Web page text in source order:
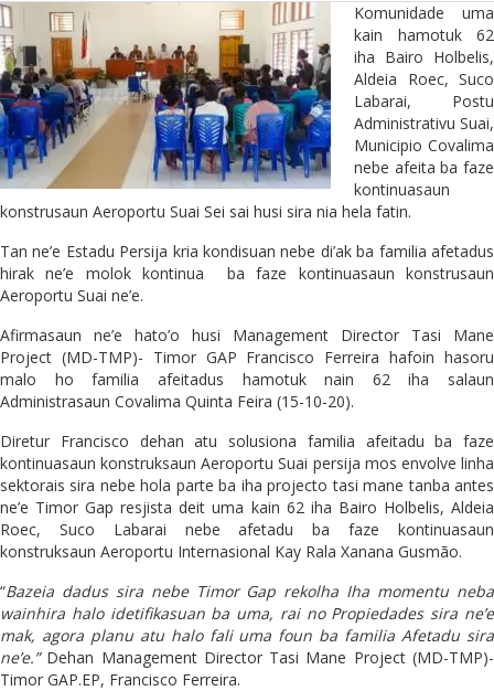
Komunidade uma
kain hamotuk 62
iha Bairo Holbelis,
Aldeia Roec, Suco
Labarai, Postu
Administrativu Suai,
Municipio Covalima
nebe afeita ba faze
kontinuasaun
konstrusaun Aeroportu Suai Sei sai husi sira nia hela fatin.
Tan ne’e Estadu Persija kria kondisuan nebe di’ak ba familia afetadus
hirak ne’e molok kontinua ba faze kontinuasaun konstrusaun
Aeroportu Suai ne’e.
Afirmasaun ne’e hato’o husi Management Director Tasi Mane
Project (MD-TMP)- Timor GAP Francisco Ferreira hafoin hasoru
malo ho familia afeitadus hamotuk nain 62 iha salaun
Administrasaun Covalima Quinta Feira (15-10-20).
Diretur Francisco dehan atu solusiona familia afeitadu ba faze
kontinuasaun konstruksaun Aeroportu Suai persija mos envolve linha
sektorais sira nebe hola parte ba iha projecto tasi mane tanba antes
ne’e Timor Gap resjista deit uma kain 62 iha Bairo Holbelis, Aldeia
Roec, Suco Labarai nebe afetadu ba faze kontinuasaun
konstruksaun Aeroportu Internasional Kay Rala Xanana Gusmão.
“Bazeia dadus sira nebe Timor Gap rekolha Iha momentu neba
wainhira halo idetifikasuan ba uma, rai no Propiedades sira ne’e
mak, agora planu atu halo fali uma foun ba familia Afetadu sira
ne’e.” Dehan Management Director Tasi Mane Project (MD-TMP)-
Timor GAP.EP, Francisco Ferreira.